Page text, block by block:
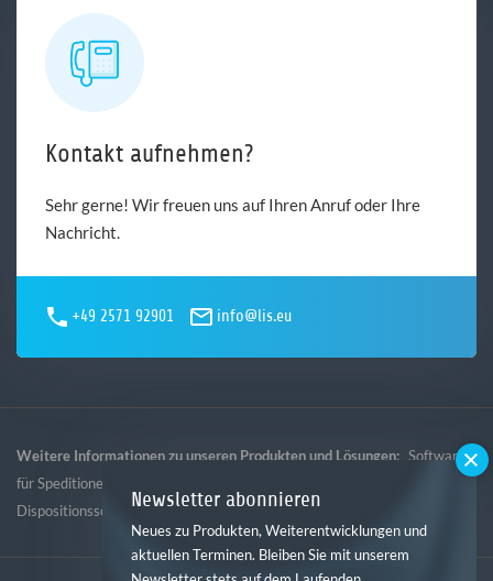
Kontakt aufnehmen?
Sehr gerne! Wir freuen uns auf Ihren Anruf oder Ihre
Nachricht.
+49 2571 92901 info@lis.eu
Weitere Informationen zu unseren Produkten und Lösungen: Software
für Speditionen
Dispositionssoftware
Newsletter abonnieren
Neues zu Produkten, Weiterentwicklungen und
aktuellen Terminen. Bleiben Sie mit unserem